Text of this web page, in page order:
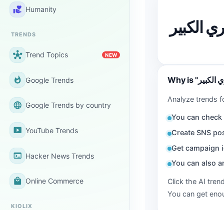
volunteer_activism Humanity
TRENDS
hub Trend Topics NEW
whatshot Google Trends
language Google Trends by country
smart_display YouTube Trends
terminal Hacker News Trends
local_mall Online Commerce
KIOLIX
الكبير
You can
Create SNS
Get campaign
You can also
Click the AI
You can get